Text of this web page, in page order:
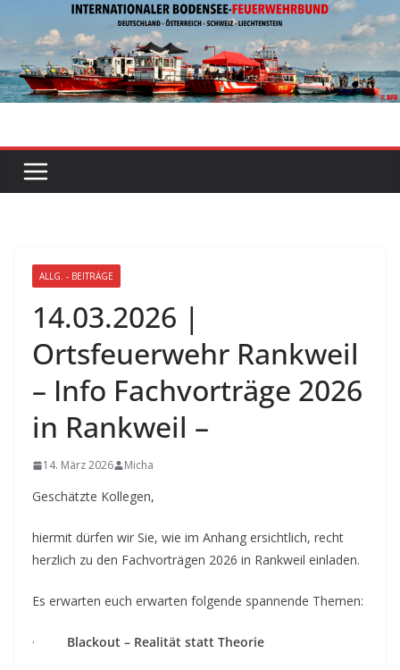
Inhalt
springen
ALLG. - BEITRÄGE
14.03.2026 |
Ortsfeuerwehr Rankweil
– Info Fachvorträge 2026
in Rankweil –
14. März 2026 Micha
Geschätzte Kollegen,
hiermit dürfen wir Sie, wie im Anhang ersichtlich, recht
herzlich zu den Fachvorträgen 2026 in Rankweil einladen.
Es erwarten euch erwarten folgende spannende Themen:
· Blackout – Realität statt Theorie